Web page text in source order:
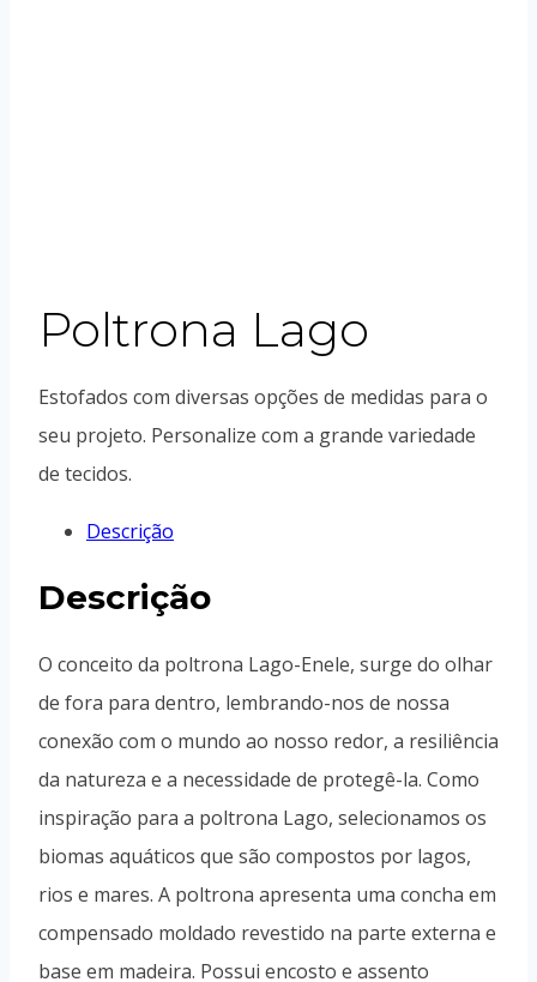
Poltrona Lago
Estofados com diversas opções de medidas para o
seu projeto. Personalize com a grande variedade
de tecidos.
Descrição
Descrição
O conceito da poltrona Lago-Enele, surge do olhar
de fora para dentro, lembrando-nos de nossa
conexão com o mundo ao nosso redor, a resiliência
da natureza e a necessidade de protegê-la. Como
inspiração para a poltrona Lago, selecionamos os
biomas aquáticos que são compostos por lagos,
rios e mares. A poltrona apresenta uma concha em
compensado moldado revestido na parte externa e
base em madeira. Possui encosto e assento